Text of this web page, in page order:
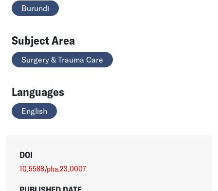
Burundi
Subject Area
Surgery & Trauma Care
Languages
English
DOI
10.5588/pha.23.0007